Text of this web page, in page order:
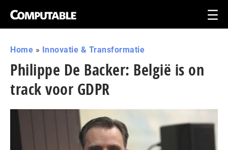
Home » Innovatie & Transformatie
Philippe De Backer: België is on
track voor GDPR